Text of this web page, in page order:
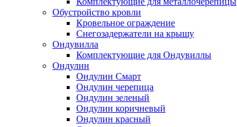
Обустройство кровли
Кровельное ограждение
Снегозадержатели на крышу
Ондувилла
Комплектующие для Ондувиллы
Ондулин
Ондулин Смарт
Ондулин черепица
Ондулин зеленый
Ондулин коричневый
Ондулин красный